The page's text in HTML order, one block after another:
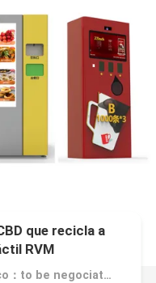
que recicla a
RVM
Preço：to be negociated